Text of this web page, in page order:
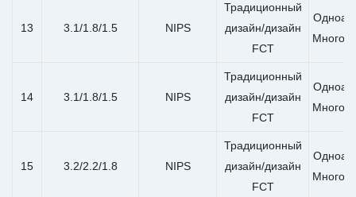
13 3.1/1.8/1.5 NIPS
Традиционный
дизайн/дизайн
FCT
14 3.1/1.8/1.5 NIPS
Традиционный
дизайн/дизайн
FCT
15 3.2/2.2/1.8 NIPS
Традиционный
дизайн/дизайн
FCT